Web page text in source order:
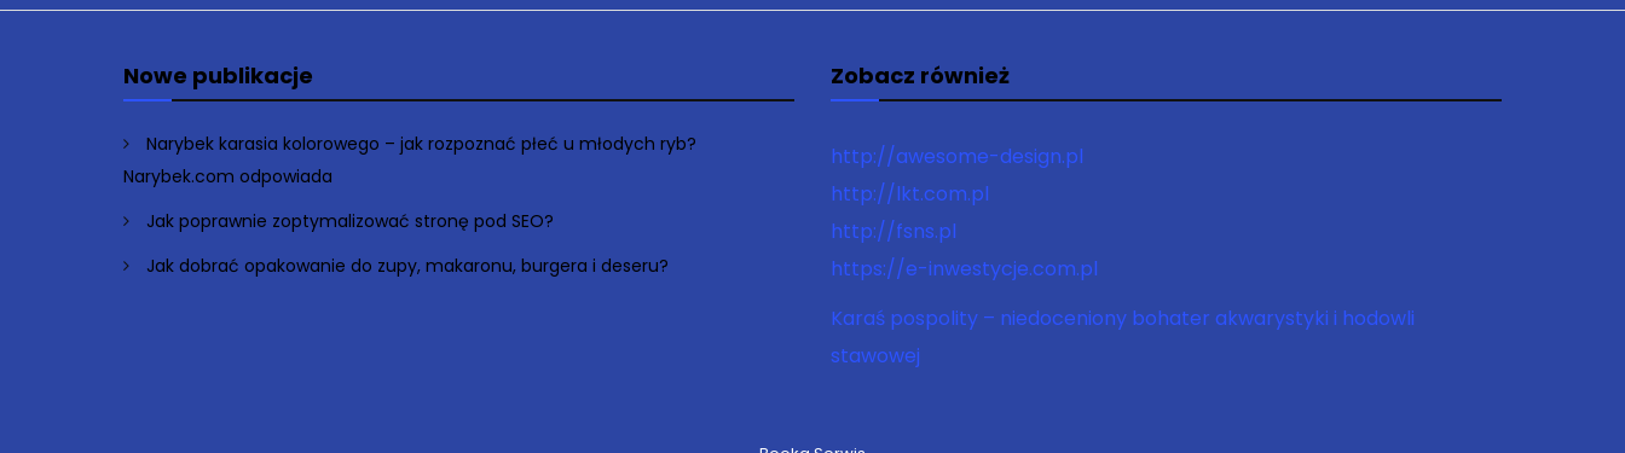
Nowe publikacje
Narybek karasia kolorowego – jak rozpoznać płeć u młodych ryb?
Narybek.com odpowiada
Jak poprawnie zoptymalizować stronę pod SEO?
Jak dobrać opakowanie do zupy, makaronu, burgera i deseru?
Zobacz również
http://awesome-design.pl
http://lkt.com.pl
http://fsns.pl
https://e-inwestycje.com.pl
Karaś pospolity – niedoceniony bohater akwarystyki i hodowli
stawowej